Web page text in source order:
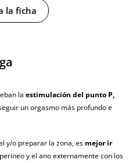
USB
discreto y sin distintivos
la ficha
la estimulación del punto P,
un orgasmo más profundo e
y/o preparar la zona, es mejor ir
y el ano externamente con los